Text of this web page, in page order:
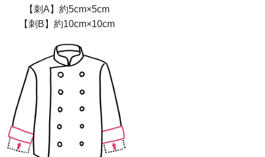
【刺A】約5cm×5cm
【刺B】約10cm×10cm